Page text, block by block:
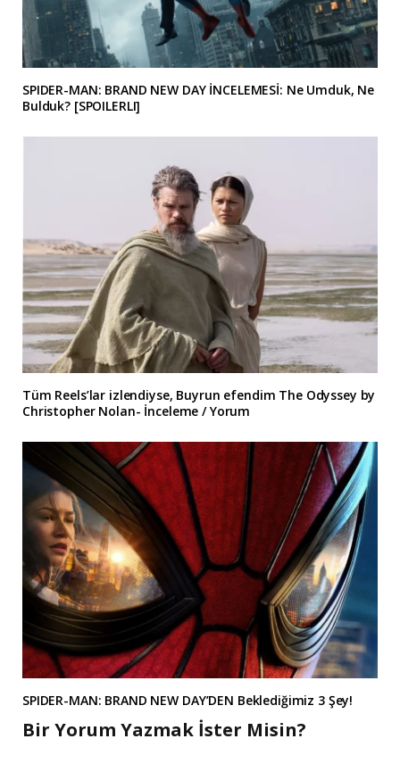
SPIDER-MAN: BRAND NEW DAY İNCELEMESİ: Ne Umduk, Ne
Bulduk? [SPOILERLI]
Tüm Reels’lar izlendiyse, Buyrun efendim The Odyssey by
Christopher Nolan- İnceleme / Yorum
SPIDER-MAN: BRAND NEW DAY’DEN Beklediğimiz 3 Şey!
Bir Yorum Yazmak İster Misin?